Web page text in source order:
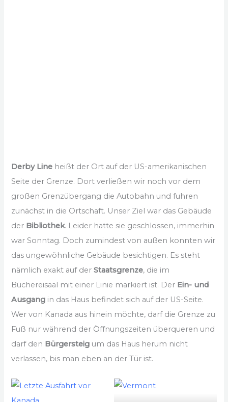
Derby Line heißt der Ort auf der US-amerikanischen
Seite der Grenze. Dort verließen wir noch vor dem
großen Grenzübergang die Autobahn und fuhren
zunächst in die Ortschaft. Unser Ziel war das Gebäude
der Bibliothek. Leider hatte sie geschlossen, immerhin
war Sonntag. Doch zumindest von außen konnten wir
das ungewöhnliche Gebäude besichtigen. Es steht
nämlich exakt auf derStaatsgrenze, die im
Büchereisaal mit einer Linie markiert ist. Der Ein- und
Ausgang in das Haus befindet sich auf der US-Seite.
Wer von Kanada aus hinein möchte, darf die Grenze zu
Fuß nur während der Öffnungszeiten überqueren und
darf den Bürgersteig um das Haus herum nicht
verlassen, bis man eben an der Tür ist.